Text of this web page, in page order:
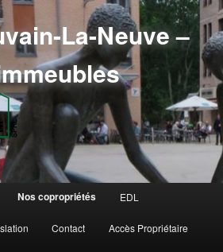
La-Neuve –
Nos copropriétés EDL
Contact Accès Propriétaire